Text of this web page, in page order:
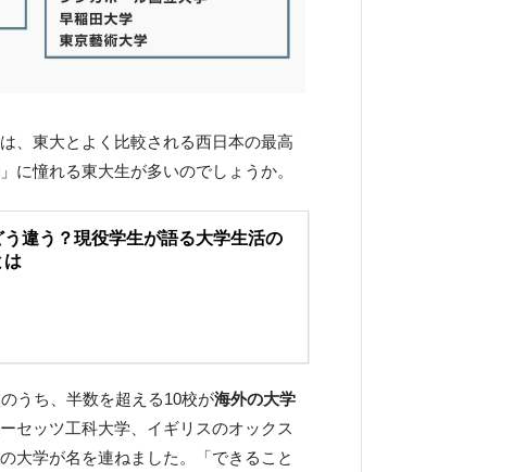
、東大とよく比較される西日本の最高
に憧れる東大生が多いのでしょうか。
違う？現役学生が語る大学生活の
は
うち、半数を超える10校が海外の大学
セッツ工科大学、イギリスのオックス
大学が名を連ねました。「できること